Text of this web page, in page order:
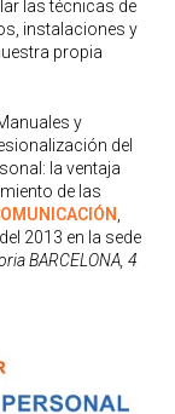
las técnicas de
instalaciones y
propia
y
del
la ventaja
de las
,
2013 en la sede
BARCELONA, 4